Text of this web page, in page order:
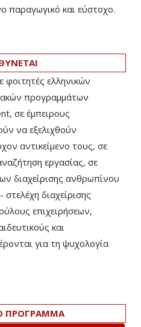
παραγωγικό και εύστοχο.
ελληνικών
προγραμμάτων
σε έμπειρους
να εξελιχθούν
αντικείμενο τους, σε
εργασίας, σε
διαχείρισης ανθρωπίνου
διαχείρισης
επιχειρήσεων,
και
για τη ψυχολογία
ΠΡΟΓΡΑΜΜΑ